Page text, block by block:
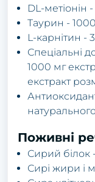
DL-метіонін
Таурин -
L-карнітин -
Спеціальні
1000 мг
екстракт
Поживні
Сирий білок
Сирі жири і